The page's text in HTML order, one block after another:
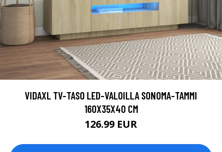
VIDAXL TV-TASO LED-VALOILLA SONOMA-TAMMI
160X35X40 CM
126.99 EUR